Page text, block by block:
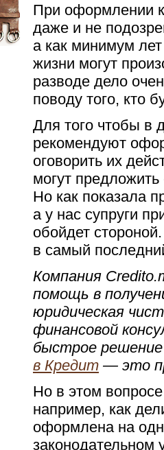
При оформлении
даже и не
а как минимум
жизни могут
разводе дело
поводу того, кто
Для того чтобы в
рекомендуют
оговорить их
могут
Но как показала
а у нас супруги
обойдет
в самый
Компания
помощь в
юридическая
финансовой
быстрое
в Кредит — это
Но в этом
например, как
оформлена на
законодательном